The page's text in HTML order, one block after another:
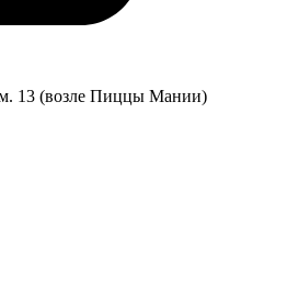
13 (возле Пиццы Мании)